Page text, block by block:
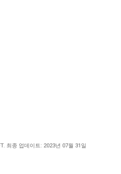
최종 업데이트: 2023년 07월 31일